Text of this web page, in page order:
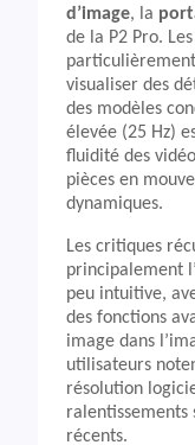
d’image, la
de la P2 Pro.
visualiser des
des modèles
élevée (25 Hz)
fluidité des
pièces en
dynamiques.
Les critiques
principalement
peu intuitive,
des fonctions
image dans
utilisateurs
résolution
ralentissements
récents.